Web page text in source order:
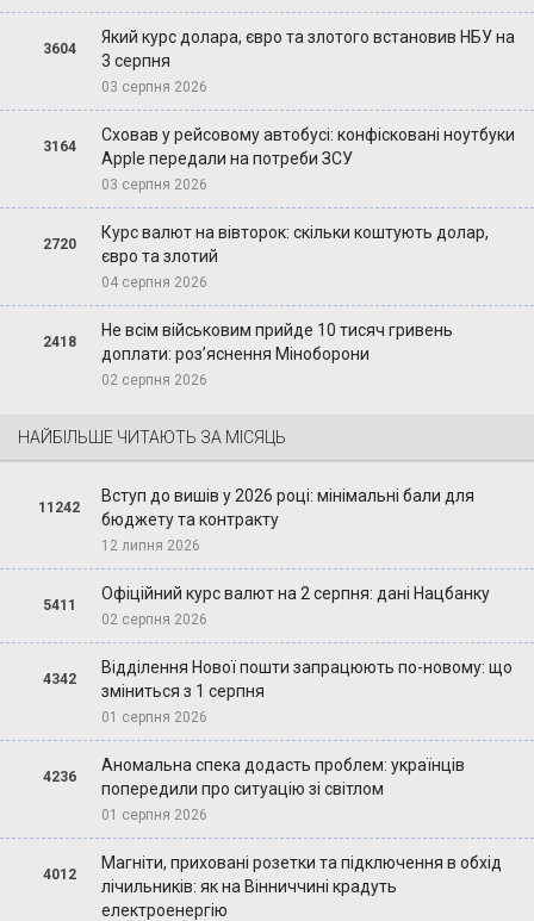
3604
Який курс долара, євро та злотого встановив НБУ на
3 серпня
03 серпня 2026
3164
Сховав у рейсовому автобусі: конфісковані ноутбуки
Apple передали на потреби ЗСУ
03 серпня 2026
2720
Курс валют на вівторок: скільки коштують долар,
євро та злотий
04 серпня 2026
2418
Не всім військовим прийде 10 тисяч гривень
доплати: роз’яснення Міноборони
02 серпня 2026
НАЙБІЛЬШЕ ЧИТАЮТЬ ЗА МІСЯЦЬ
11242
Вступ до вишів у 2026 році: мінімальні бали для
бюджету та контракту
12 липня 2026
5411
Офіційний курс валют на 2 серпня: дані Нацбанку
02 серпня 2026
4342
Відділення Нової пошти запрацюють по-новому: що
зміниться з 1 серпня
01 серпня 2026
4236
Аномальна спека додасть проблем: українців
попередили про ситуацію зі світлом
01 серпня 2026
4012
Магніти, приховані розетки та підключення в обхід
лічильників: як на Вінниччині крадуть
електроенергію